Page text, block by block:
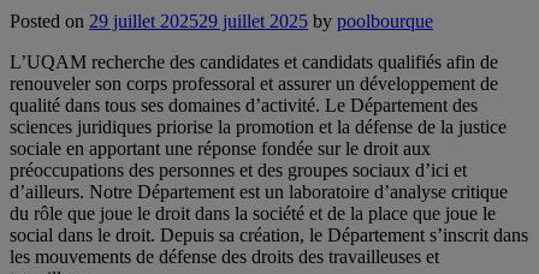
Posted on 29 juillet 202529 juillet 2025 by poolbourque
L’UQAM recherche des candidates et candidats qualifiés afin de
renouveler son corps professoral et assurer un développement de
qualité dans tous ses domaines d’activité. Le Département des
sciences juridiques priorise la promotion et la défense de la justice
sociale en apportant une réponse fondée sur le droit aux
préoccupations des personnes et des groupes sociaux d’ici et
d’ailleurs. Notre Département est un laboratoire d’analyse critique
du rôle que joue le droit dans la société et de la place que joue le
social dans le droit. Depuis sa création, le Département s’inscrit dans
les mouvements de défense des droits des travailleuses et